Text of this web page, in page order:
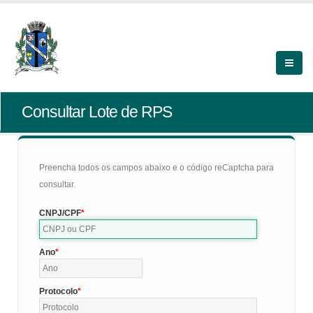
Consultar Lote de RPS
Preencha todos os campos abaixo e o código reCaptcha para
consultar.
CNPJ/CPF
Ano
Protocolo